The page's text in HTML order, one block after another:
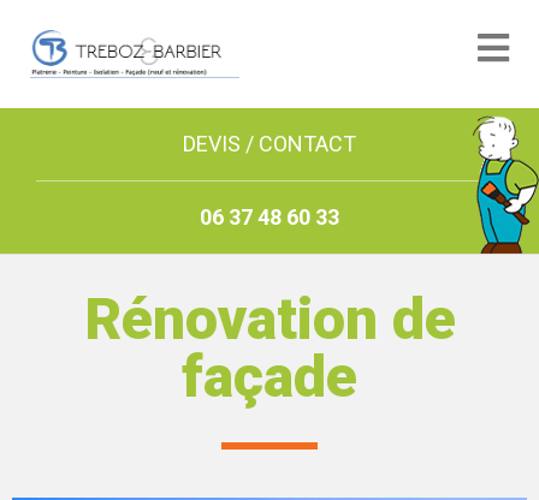
DEVIS / CONTACT
06 37 48 60 33
Rénovation de
façade